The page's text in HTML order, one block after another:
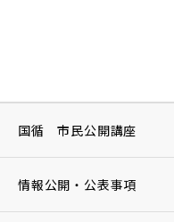
国循 市民公開講座
情報公開・公表事項